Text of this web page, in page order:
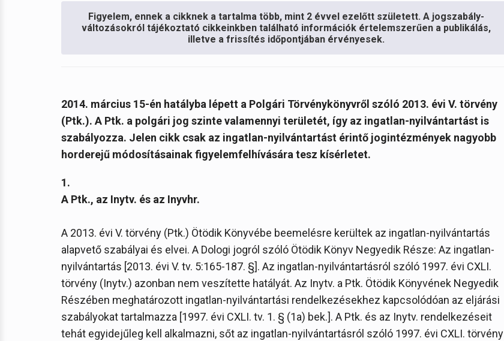
Figyelem, ennek a cikknek a tartalma több, mint 2 évvel ezelőtt született. A jogszabály-
változásokról tájékoztató cikkeinkben található információk értelemszerűen a publikálás,
illetve a frissítés időpontjában érvényesek.
2014. március 15-én hatályba lépett a Polgári Törvénykönyvről szóló 2013. évi V. törvény
(Ptk.). A Ptk. a polgári jog szinte valamennyi területét, így az ingatlan-nyilvántartást is
szabályozza. Jelen cikk csak az ingatlan-nyilvántartást érintő jogintézmények nagyobb
horderejű módosításainak figyelemfelhívására tesz kísérletet.
1.
A Ptk., az Inytv. és az Inyvhr.
A 2013. évi V. törvény (Ptk.) Ötödik Könyvébe beemelésre kerültek az ingatlan-nyilvántartás
alapvető szabályai és elvei. A Dologi jogról szóló Ötödik Könyv Negyedik Része: Az ingatlan-
nyilvántartás [2013. évi V. tv. 5:165-187. §]. Az ingatlan-nyilvántartásról szóló 1997. évi CXLI.
törvény (Inytv.) azonban nem veszítette hatályát. Az Inytv. a Ptk. Ötödik Könyvének Negyedik
Részében meghatározott ingatlan-nyilvántartási rendelkezésekhez kapcsolódóan az eljárási
szabályokat tartalmazza [1997. évi CXLI. tv. 1. § (1a) bek.]. A Ptk. és az Inytv. rendelkezéseit
tehát egyidejűleg kell alkalmazni, sőt az ingatlan-nyilvántartásról szóló 1997. évi CXLI. törvény